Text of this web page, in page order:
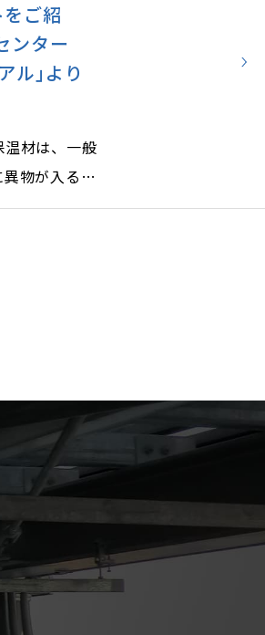
ご紹
ンター
ル｣より
材は、一般
物が入ると
、保管方法